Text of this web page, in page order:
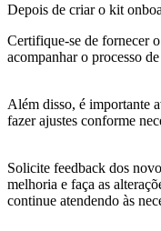
Depois de criar o kit
Certifique-se de fornecer
acompanhar o processo
Além disso, é importante
fazer ajustes conforme
Solicite feedback dos
melhoria e faça as
continue atendendo às